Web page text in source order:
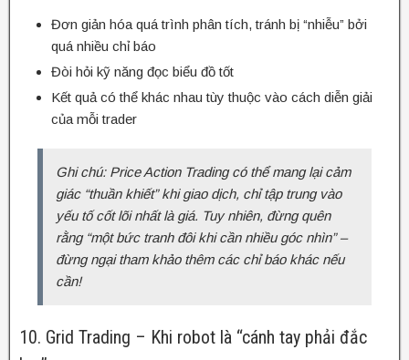
Đơn giản hóa quá trình phân tích, tránh bị “nhiễu” bởi
quá nhiều chỉ báo
Đòi hỏi kỹ năng đọc biểu đồ tốt
Kết quả có thể khác nhau tùy thuộc vào cách diễn giải
của mỗi trader
Ghi chú: Price Action Trading có thể mang lại cảm
giác “thuần khiết” khi giao dịch, chỉ tập trung vào
yếu tố cốt lõi nhất là giá. Tuy nhiên, đừng quên
rằng “một bức tranh đôi khi cần nhiều góc nhìn” –
đừng ngại tham khảo thêm các chỉ báo khác nếu
cần!
10. Grid Trading – Khi robot là “cánh tay phải đắc